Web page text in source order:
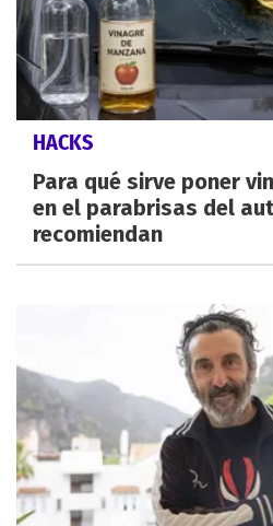
HACKS
Para qué sirve poner
en el parabrisas del
recomiendan